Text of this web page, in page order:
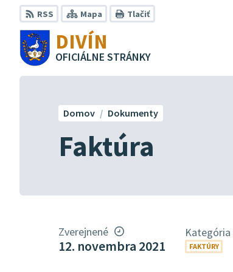
Preskočiť
na
obsah
RSS Mapa Tlačiť
DIVÍN
OFICIÁLNE STRÁNKY
Faktúra
Domov Dokumenty
Zverejnené
12. novembra 2021
Kategória
FAKTÚRY